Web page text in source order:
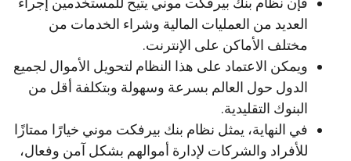
العديد من العمليات المالية وشراء الخدمات من
مختلف الأماكن على الإنترنت.
ويمكن الاعتماد على هذا النظام لتحويل الأموال لجميع
الدول حول العالم بسرعة وسهولة وبتكلفة أقل من
البنوك التقليدية.
في النهاية، يمثل نظام بنك بيرفكت موني خيارًا ممتازًا
للأفراد والشركات لإدارة أموالهم بشكل آمن وفعال،